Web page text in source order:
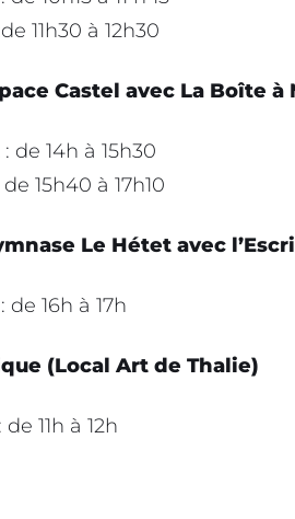
11h30 à 12h30
Castel avec La Boîte à
de 14h à 15h30
15h40 à 17h10
Le Hétet avec
de 16h à 17h
(Local Art de Thalie)
11h à 12h